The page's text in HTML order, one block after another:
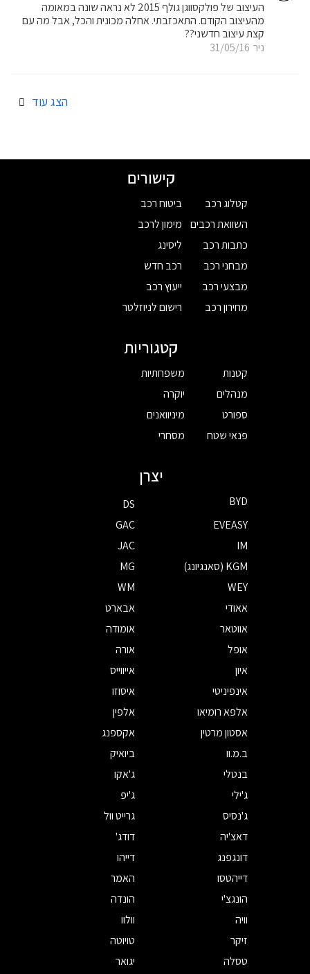
ניר 31/05/16
העיצוב של פולקסווגן גולף 2015 לא נראה שונה במאומה
מהעיצוב הקודם. התאכזבתי. אחלה מכונית והכל, אבל מה עם
קצת עיצוב חדשני??
הצג עוד
קישורים
קטלוג רכב
השוואת רכבים
כתבות רכב
מבחני רכב
מבצעי רכב
מחירון רכב
ביטוח רכב
מימון לרכב
ליסינג
רכב חדש
ייעוץ רכב
רישום לניוזלטר
קטגוריות
קטנות
מנהלים
ספורט
פנאי שטח
משפחתיות
יוקרה
מיניוואנים
מסחרי
יצרן
BYD
DS
EVEASY
GAC
IM
JAC
KGM (סאנגיונג)
MG
WEY
WM
אאודי
אבארט
אווטאר
אומודה
אופל
אורה
איון
אייווייס
אינפיניטי
איסוזו
אלפא רומיאו
אלפין
אסטון מרטין
אקספנג
ב.מ.וו
ביואיק
בנטלי
ג'אקו
ג'ילי
ג'יפ
ג'נסיס
גרייט וול
דאצ'יה
דודג'
דונגפנג
דייהו
דייהטסו
האמר
הונגצ'י
הונדה
וויה
וולוו
זיקר
טויוטה
טסלה
יגואר